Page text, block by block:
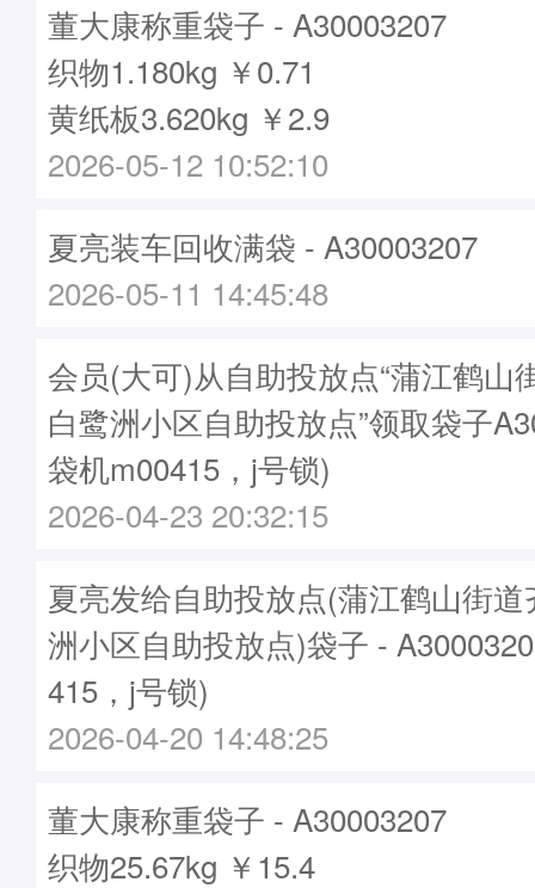
董大康称重袋子 - A30003207
织物1.180kg ￥0.71
黄纸板3.620kg ￥2.9
2026-05-12 10:52:10
夏亮装车回收满袋 - A30003207
2026-05-11 14:45:48
会员(大可)从自助投放点“蒲江鹤山
白鹭洲小区自助投放点”领取袋子
袋机m00415，j号锁)
2026-04-23 20:32:15
夏亮发给自助投放点(蒲江鹤山街
洲小区自助投放点)袋子 -
415，j号锁)
2026-04-20 14:48:25
董大康称重袋子 - A30003207
织物25.67kg ￥15.4